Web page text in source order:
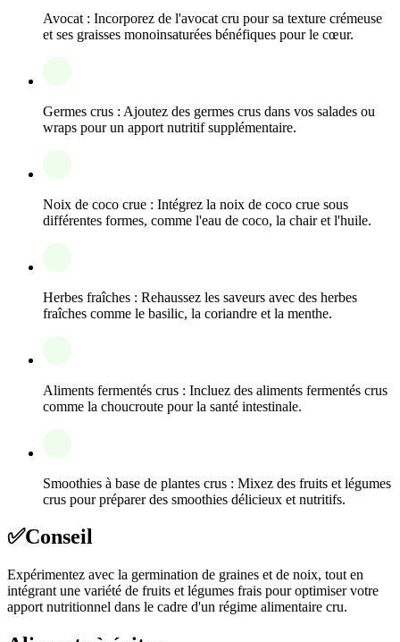
Avocat : Incorporez de l'avocat cru pour sa texture crémeuse
et ses graisses monoinsaturées bénéfiques pour le cœur.
Germes crus : Ajoutez des germes crus dans vos salades ou
wraps pour un apport nutritif supplémentaire.
Noix de coco crue : Intégrez la noix de coco crue sous
différentes formes, comme l'eau de coco, la chair et l'huile.
Herbes fraîches : Rehaussez les saveurs avec des herbes
fraîches comme le basilic, la coriandre et la menthe.
Aliments fermentés crus : Incluez des aliments fermentés crus
comme la choucroute pour la santé intestinale.
Smoothies à base de plantes crus : Mixez des fruits et légumes
crus pour préparer des smoothies délicieux et nutritifs.
✅Conseil
Expérimentez avec la germination de graines et de noix, tout en
intégrant une variété de fruits et légumes frais pour optimiser votre
apport nutritionnel dans le cadre d'un régime alimentaire cru.